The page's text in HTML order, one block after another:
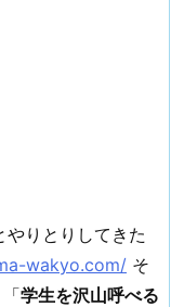
やりとりしてきた
wakyo.com/ そ
学生を沢山呼べる